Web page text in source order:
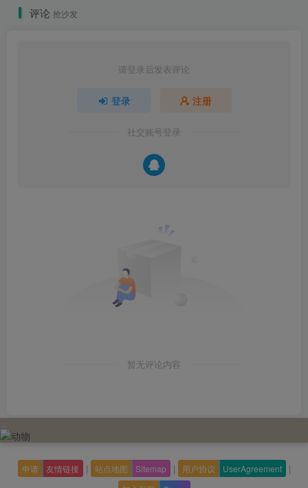
评论 抢沙发
请登录后发表评论
登录 注册
社交账号登录
暂无评论内容
申请 友情链接 | 站点地图 Sitemap | 用户协议 UserAgreement |